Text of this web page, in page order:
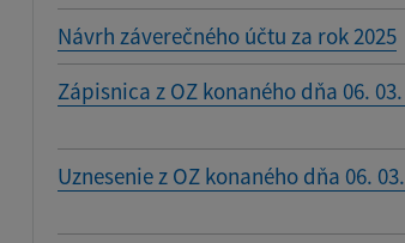
Návrh záverečného účtu za rok 2025
Zápisnica z OZ konaného dňa 06.
Uznesenie z OZ konaného dňa 06.